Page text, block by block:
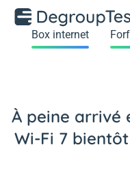
Box internet
À peine arrivé
Wi-Fi 7